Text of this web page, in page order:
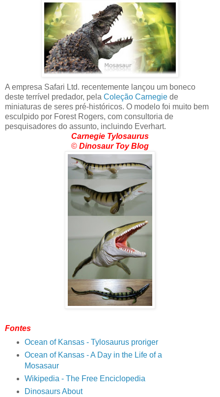
A empresa Safari Ltd. recentemente lançou um boneco
deste terrível predador, pela Coleção Carnegie de
miniaturas de seres pré-históricos. O modelo foi muito bem
esculpido por Forest Rogers, com consultoria de
pesquisadores do assunto, incluindo Everhart.
Carnegie Tylosaurus
© Dinosaur Toy Blog
Fontes
Ocean of Kansas - Tylosaurus proriger
Ocean of Kansas - A Day in the Life of a
Mosasaur
Wikipedia - The Free Enciclopedia
Dinosaurs About